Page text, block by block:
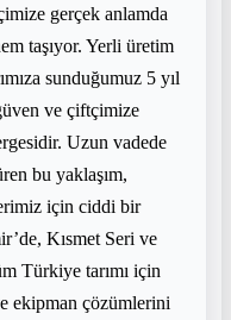
gerçek anlamda
taşıyor. Yerli üretim
sunduğumuz 5 yıl
ve çiftçimize
Uzun vadede
bu yaklaşım,
için ciddi bir
Kısmet Seri ve
Türkiye tarımı için
ekipman çözümlerini